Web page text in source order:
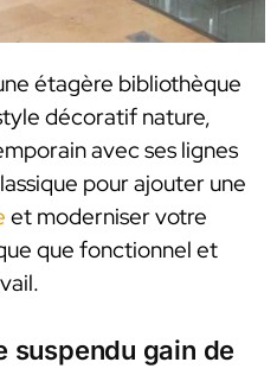
étagère bibliothèque
décoratif nature,
avec ses lignes
pour ajouter une
et moderniser votre
que fonctionnel et
suspendu gain de